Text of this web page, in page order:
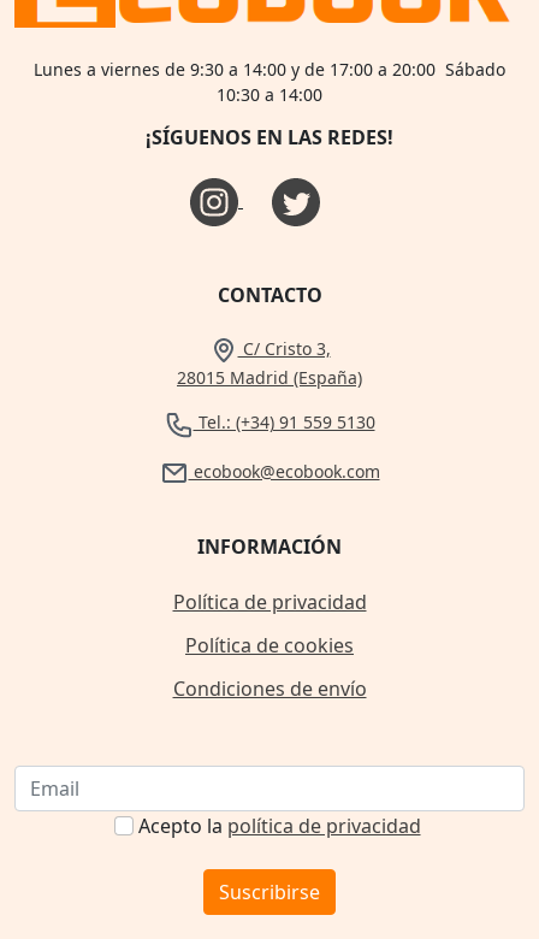
Lunes a viernes de 9:30 a 14:00 y de 17:00 a 20:00 Sábado
10:30 a 14:00
¡SÍGUENOS EN LAS REDES!
CONTACTO
C/ Cristo 3,
28015 Madrid (España)
Tel.: (+34) 91 559 5130
ecobook@ecobook.com
INFORMACIÓN
Política de privacidad
Política de cookies
Condiciones de envío
Acepto la política de privacidad
Suscribirse